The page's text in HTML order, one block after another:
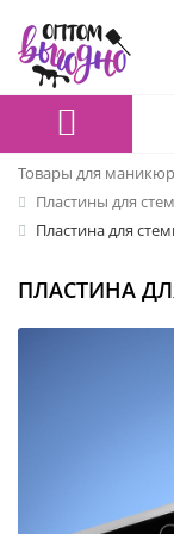
Товары для
Пластины для
Пластина для
ПЛАСТИНА